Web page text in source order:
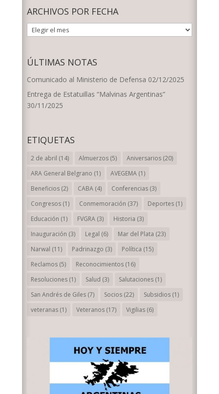
ARCHIVOS POR FECHA
ARCHIVOS
POR
ÚLTIMAS NOTAS
Comunicado al Ministerio de Defensa 02/12/2025
Entrega de Estatuillas “Malvinas Argentinas”
30/11/2025
ETIQUETAS
2 de abril (14) Almuerzos(5) Aniversarios(20)
ARA General Belgrano (1) AVEGEMA(1)
Beneficios(2) CABA(4) Conferencias(3)
Congresos(1) Conmemoración (37) Deportes(1)
Educación (1) FVGRA(3) Historia (3)
Inauguración (3) Legal (6) Mar del Plata (23)
Narwal (11) Padrinazgo (3) Política (15)
Reclamos(5) Reconocimientos(16)
Resoluciones(1) Salud (3) Salutaciones(1)
San Andrés de Giles(7) Socios(22) Subsidios(1)
veteranas(1) Veteranos(17) Vigilias(6)